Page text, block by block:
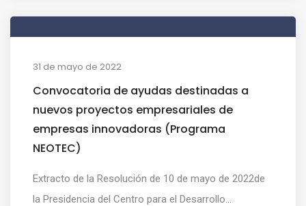
31 de mayo de 2022
Convocatoria de ayudas destinadas a
nuevos proyectos empresariales de
empresas innovadoras (Programa
NEOTEC)
Extracto de la Resolución de 10 de mayo de 2022de
la Presidencia del Centro para el Desarrollo...